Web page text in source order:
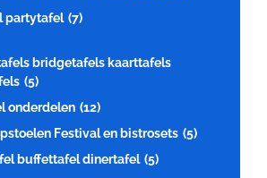
partytafel (7)
bridgetafels kaarttafels
(5)
onderdelen (12)
Festival en bistrosets (5)
buffettafel dinertafel (5)